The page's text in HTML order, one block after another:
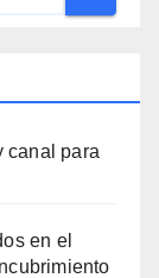
canal para
en el